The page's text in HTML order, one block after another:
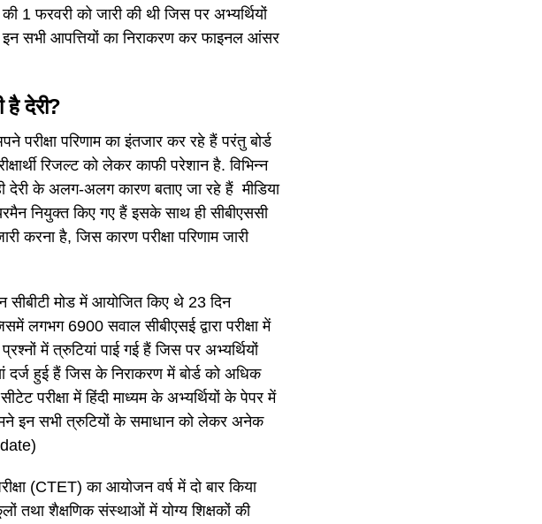
1 फरवरी को जारी की थी जिस पर अभ्यर्थियों
इन सभी आपत्तियों का निराकरण कर फाइनल आंसर
है देरी?
परीक्षा परिणाम का इंतजार कर रहे हैं परंतु बोर्ड
रिजल्ट को लेकर काफी परेशान है. विभिन्न
रही देरी के अलग-अलग कारण बताए जा रहे हैं मीडिया
नियुक्त किए गए हैं इसके साथ ही सीबीएससी
करना है, जिस कारण परीक्षा परिणाम जारी
मोड में आयोजित किए थे 23 दिन
लगभग 6900 सवाल सीबीएसई द्वारा परीक्षा में
में त्रुटियां पाई गई हैं जिस पर अभ्यर्थियों
दर्ज हुई हैं जिस के निराकरण में बोर्ड को अधिक
परीक्षा में हिंदी माध्यम के अभ्यर्थियों के पेपर में
इन सभी त्रुटियों के समाधान को लेकर अनेक
(CTET) का आयोजन वर्ष में दो बार किया
तथा शैक्षणिक संस्थाओं में योग्य शिक्षकों की